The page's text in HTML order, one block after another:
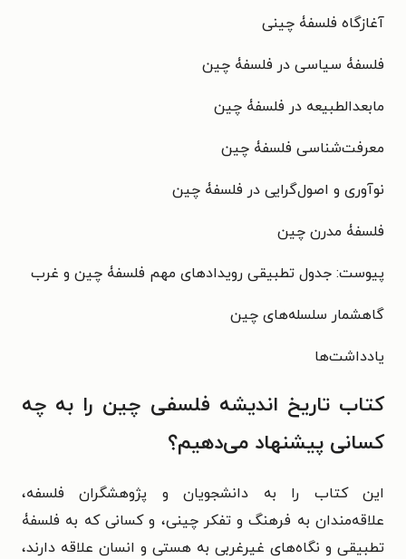
آغازگاه فلسفۀ چینی
فلسفۀ سیاسی در فلسفۀ چین
مابعدالطبیعه در فلسفۀ چین
معرفت‌شناسی فلسفۀ چین
نوآوری و اصول‌گرایی در فلسفۀ چین
فلسفۀ مدرن چین
پیوست: جدول تطبیقی رویدادهای مهم فلسفۀ چین و غرب
گاهشمار سلسله‌های چین
یادداشت‌ها
کتاب تاریخ اندیشه فلسفی چین را به چه
کسانی پیشنهاد می‌دهیم؟
این کتاب را به دانشجویان و پژوهشگران فلسفه،
علاقه‌مندان به فرهنگ و تفکر چینی، و کسانی که به فلسفۀ
تطبیقی و نگاه‌های غیرغربی به هستی و انسان علاقه دارند،